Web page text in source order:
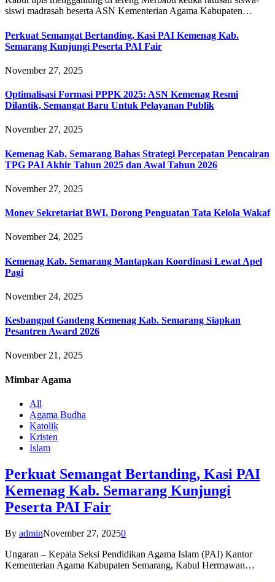
siswi madrasah beserta ASN Kementerian Agama Kabupaten…
Perkuat Semangat Bertanding, Kasi PAI Kemenag Kab.
Semarang Kunjungi Peserta PAI Fair
November 27, 2025
Optimalisasi Formasi PPPK 2025: ASN Kemenag Resmi
Dilantik, Semangat Baru Untuk Pelayanan Publik
November 27, 2025
Kemenag Kab. Semarang Bahas Strategi Percepatan Pencairan
TPG PAI Akhir Tahun 2025 dan Awal Tahun 2026
November 27, 2025
Monev Sekretariat BWI, Dorong Penguatan Tata Kelola Wakaf
November 24, 2025
Kemenag Kab. Semarang Mantapkan Koordinasi Lewat Apel
Pagi
November 24, 2025
Kesbangpol Gandeng Kemenag Kab. Semarang Siapkan
Pesantren Award 2026
November 21, 2025
Mimbar Agama
All
Agama Budha
Katolik
Kristen
Islam
Perkuat Semangat Bertanding, Kasi PAI
Kemenag Kab. Semarang Kunjungi
Peserta PAI Fair
By adminNovember 27, 20250
Ungaran – Kepala Seksi Pendidikan Agama Islam (PAI) Kantor
Kementerian Agama Kabupaten Semarang, Kabul Hermawan…